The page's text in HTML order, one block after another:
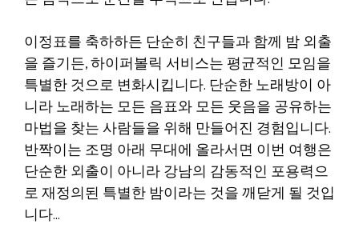
이정표를 축하하든 단순히 친구들과 함께 밤 외출
을 즐기든, 하이퍼볼릭 서비스는 평균적인 모임을
특별한 것으로 변화시킵니다. 단순한 노래방이 아
니라 노래하는 모든 음표와 모든 웃음을 공유하는
마법을 찾는 사람들을 위해 만들어진 경험입니다.
반짝이는 조명 아래 무대에 올라서면 이번 여행은
단순한 외출이 아니라 강남의 감동적인 포용력으
로 재정의된 특별한 밤이라는 것을 깨닫게 될 것입
니다…